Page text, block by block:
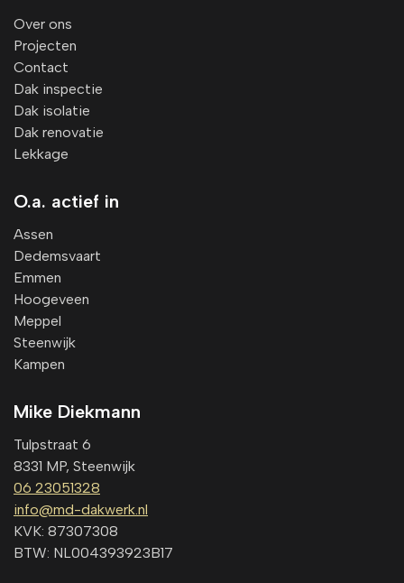
Over ons
Projecten
Contact
Dak inspectie
Dak isolatie
Dak renovatie
Lekkage
O.a. actief in
Assen
Dedemsvaart
Emmen
Hoogeveen
Meppel
Steenwijk
Kampen
Mike Diekmann
Tulpstraat 6
8331 MP, Steenwijk
06 23051328
info@md-dakwerk.nl
KVK: 87307308
BTW: NL004393923B17